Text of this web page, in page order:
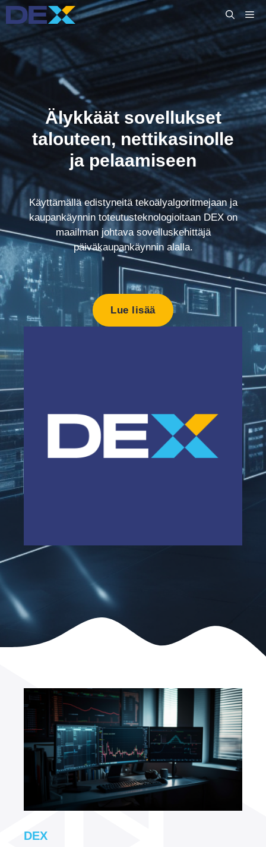
Siirry
sisältöön
Älykkäät sovellukset
talouteen, nettikasinolle
ja pelaamiseen
Käyttämällä edistyneitä tekoälyalgoritmejaan ja
kaupankäynnin toteutusteknologioitaan DEX on
maailman johtava sovelluskehittäjä
päiväkaupankäynnin alalla.
Lue lisää
DEX